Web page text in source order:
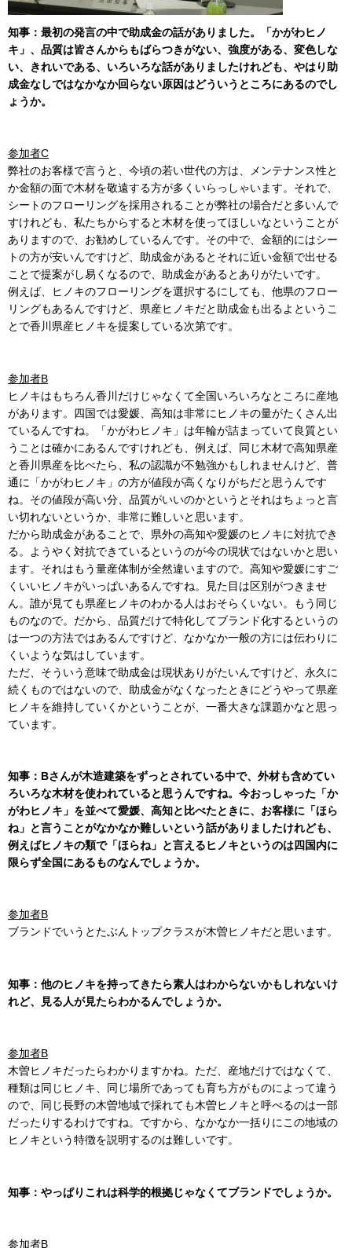
知事：最初の発言の中で助成金の話がありました。「かがわヒノ
キ」、品質は皆さんからもばらつきがない、強度がある、変色しな
い、きれいである、いろいろな話がありましたけれども、やはり助
成金なしではなかなか回らない原因はどういうところにあるのでし
ょうか。
参加者C
弊社のお客様で言うと、今頃の若い世代の方は、メンテナンス性と
か金額の面で木材を敬遠する方が多くいらっしゃいます。それで、
シートのフローリングを採用されることが弊社の場合だと多いんで
すけれども、私たちからすると木材を使ってほしいなということが
ありますので、お勧めしているんです。その中で、金額的にはシー
トの方が安いんですけど、助成金があるとそれに近い金額で出せる
ことで提案がし易くなるので、助成金があるとありがたいです。
例えば、ヒノキのフローリングを選択するにしても、他県のフロー
リングもあるんですけど、県産ヒノキだと助成金も出るよというこ
とで香川県産ヒノキを提案している次第です。
参加者B
ヒノキはもちろん香川だけじゃなくて全国いろいろなところに産地
があります。四国では愛媛、高知は非常にヒノキの量がたくさん出
ているんですね。「かがわヒノキ」は年輪が詰まっていて良質とい
うことは確かにあるんですけれども、例えば、同じ木材で高知県産
と香川県産を比べたら、私の認識が不勉強かもしれませんけど、普
通に「かがわヒノキ」の方が値段が高くなりがちだと思うんです
ね。その値段が高い分、品質がいいのかというとそれはちょっと言
い切れないというか、非常に難しいと思います。
だから助成金があることで、県外の高知や愛媛のヒノキに対抗でき
る。ようやく対抗できているというのが今の現状ではないかと思い
ます。それはもう量産体制が全然違いますので。高知や愛媛にすご
くいいヒノキがいっぱいあるんですね。見た目は区別がつきませ
ん。誰が見ても県産ヒノキのわかる人はおそらくいない。もう同じ
ものなので。だから、品質だけで特化してブランド化するというの
は一つの方法ではあるんですけど、なかなか一般の方には伝わりに
くいような気はしています。
ただ、そういう意味で助成金は現状ありがたいんですけど、永久に
続くものではないので、助成金がなくなったときにどうやって県産
ヒノキを維持していくかということが、一番大きな課題かなと思っ
ています。
知事：Bさんが木造建築をずっとされている中で、外材も含めてい
ろいろな木材を使われていると思うんですね。今おっしゃった「か
がわヒノキ」を並べて愛媛、高知と比べたときに、お客様に「ほら
ね」と言うことがなかなか難しいという話がありましたけれども、
例えばヒノキの類で「ほらね」と言えるヒノキというのは四国内に
限らず全国にあるものなんでしょうか。
参加者B
ブランドでいうとたぶんトップクラスが木曽ヒノキだと思います。
知事：他のヒノキを持ってきたら素人はわからないかもしれないけ
れど、見る人が見たらわかるんでしょうか。
参加者B
木曽ヒノキだったらわかりますかね。ただ、産地だけではなくて、
種類は同じヒノキ、同じ場所であっても育ち方がものによって違う
ので、同じ長野の木曽地域で採れても木曽ヒノキと呼べるのは一部
だったりするわけですね。ですから、なかなか一括りにこの地域の
ヒノキという特徴を説明するのは難しいです。
知事：やっぱりこれは科学的根拠じゃなくてブランドでしょうか。
参加者B